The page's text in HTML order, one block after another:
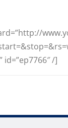
id=”ep7766″ /]